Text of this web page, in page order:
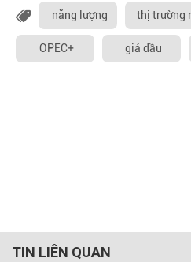
năng lượng thị trường
OPEC+ giá dầu
TIN LIÊN QUAN